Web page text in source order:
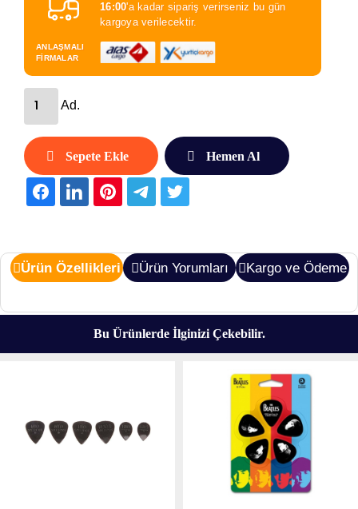
16:00'a kadar sipariş verirseniz bu gün
kargoya verilecektir.
ANLAŞMALI
FİRMALAR
Ad.
Sepete Ekle Hemen Al
Ürün Özellikleri Ürün Yorumları Kargo ve Ödeme
Bu Ürünlerde İlginizi Çekebilir.